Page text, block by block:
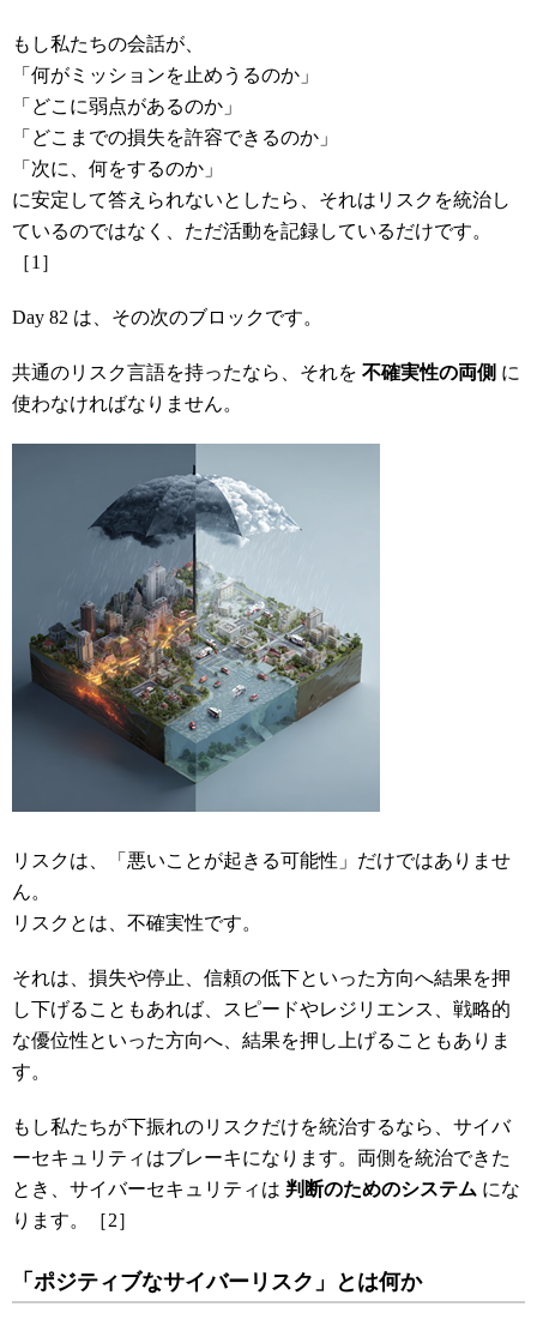
もし私たちの会話が、
「何がミッションを止めうるのか」
「どこに弱点があるのか」
「どこまでの損失を許容できるのか」
「次に、何をするのか」
に安定して答えられないとしたら、それはリスクを統治し
ているのではなく、ただ活動を記録しているだけです。
［1］
Day 82 は、その次のブロックです。
共通のリスク言語を持ったなら、それを 不確実性の両側 に
使わなければなりません。
リスクは、「悪いことが起きる可能性」だけではありませ
ん。
リスクとは、不確実性です。
それは、損失や停止、信頼の低下といった方向へ結果を押
し下げることもあれば、スピードやレジリエンス、戦略的
な優位性といった方向へ、結果を押し上げることもありま
す。
もし私たちが下振れのリスクだけを統治するなら、サイバ
ーセキュリティはブレーキになります。両側を統治できた
とき、サイバーセキュリティは 判断のためのシステム にな
ります。［2］
「ポジティブなサイバーリスク」とは何か